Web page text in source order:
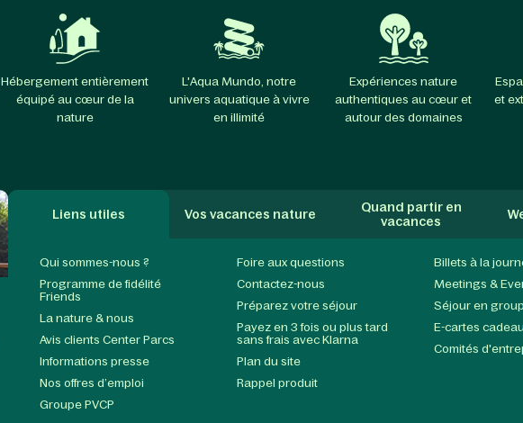
Hébergement entièrement
équipé au cœur de la
nature
L'Aqua Mundo, notre
univers aquatique à vivre
en illimité
Expériences nature
authentiques au cœur et
autour des domaines
et
Liens utiles Vos vacances nature
Quand partir en
vacances
Qui sommes-nous ?
Programme de fidélité
Friends
La nature & nous
Avis clients Center Parcs
Informations presse
Nos offres d’emploi
Groupe PVCP
Foire aux questions
Contactez-nous
Préparez votre séjour
Payez en 3 fois ou plus tard
sans frais avec Klarna
Plan du site
Rappel produit
Billets à la
Meetings &
Séjour en
E-cartes
Comités